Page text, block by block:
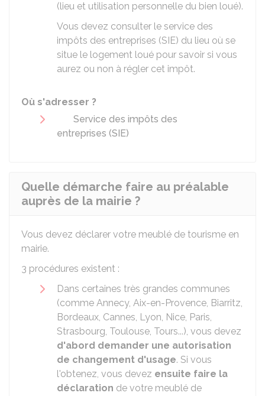
(lieu et utilisation personnelle du bien loué).
Vous devez consulter le service des
impôts des entreprises (SIE) du lieu où se
situe le logement loué pour savoir si vous
aurez ou non à régler cet impôt.
Où s'adresser ?
Service des impôts des
entreprises (SIE)
Quelle démarche faire au préalable
auprès de la mairie ?
Vous devez déclarer votre meublé de tourisme en
mairie.
3 procédures existent :
Dans certaines très grandes communes
(comme Annecy, Aix-en-Provence, Biarritz,
Bordeaux, Cannes, Lyon, Nice, Paris,
Strasbourg, Toulouse, Tours...), vous devez
d'abord demander une autorisation
de changement d'usage. Si vous
l'obtenez, vous devez ensuite faire la
déclaration de votre meublé de